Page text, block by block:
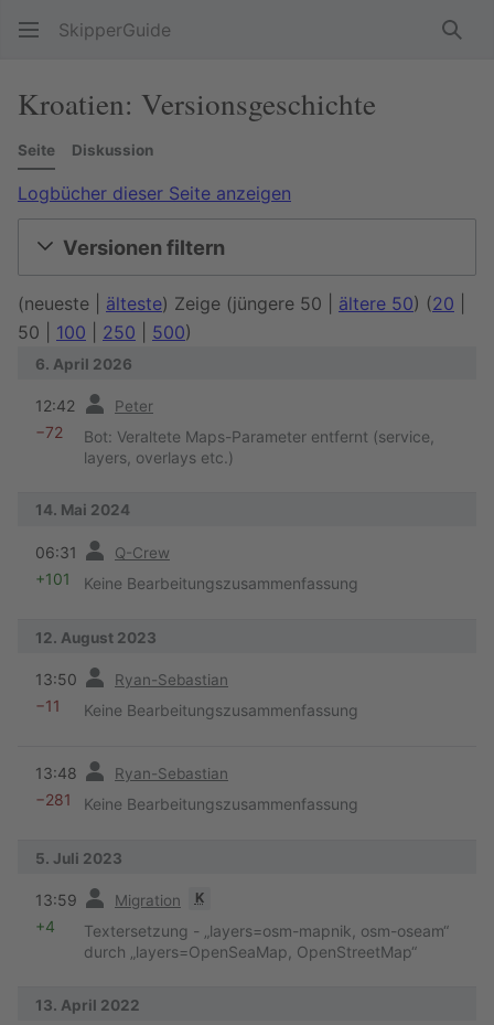
SkipperGuide
Kroatien: Versionsgeschichte
Seite Diskussion
Logbücher dieser Seite anzeigen
Versionen filtern
(neueste älteste) Zeige (jüngere 50 ältere 50) (20
50
100 250 500)
6. April 2026
12:42 Peter
−72
Bot: Veraltete Maps-Parameter entfernt (service,
layers, overlays etc.)
14. Mai 2024
06:31 Q-Crew
+101 Keine Bearbeitungszusammenfassung
12. August 2023
13:50 Ryan-Sebastian
−11 Keine Bearbeitungszusammenfassung
13:48 Ryan-Sebastian
−281 Keine Bearbeitungszusammenfassung
5. Juli 2023
13:59 Migration K
+4
Textersetzung - „layers=osm-mapnik, osm-oseam“
durch „layers=OpenSeaMap, OpenStreetMap“
13. April 2022